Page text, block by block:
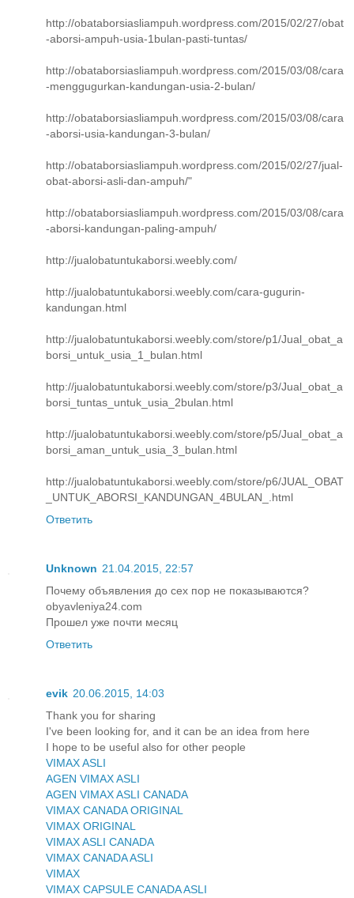
http://obataborsiasliampuh.wordpress.com/2015/02/27/obat
-aborsi-ampuh-usia-1bulan-pasti-tuntas/
http://obataborsiasliampuh.wordpress.com/2015/03/08/cara
-menggugurkan-kandungan-usia-2-bulan/
http://obataborsiasliampuh.wordpress.com/2015/03/08/cara
-aborsi-usia-kandungan-3-bulan/
http://obataborsiasliampuh.wordpress.com/2015/02/27/jual-
obat-aborsi-asli-dan-ampuh/"
http://obataborsiasliampuh.wordpress.com/2015/03/08/cara
-aborsi-kandungan-paling-ampuh/
http://jualobatuntukaborsi.weebly.com/
http://jualobatuntukaborsi.weebly.com/cara-gugurin-
kandungan.html
http://jualobatuntukaborsi.weebly.com/store/p1/Jual_obat_a
borsi_untuk_usia_1_bulan.html
http://jualobatuntukaborsi.weebly.com/store/p3/Jual_obat_a
borsi_tuntas_untuk_usia_2bulan.html
http://jualobatuntukaborsi.weebly.com/store/p5/Jual_obat_a
borsi_aman_untuk_usia_3_bulan.html
http://jualobatuntukaborsi.weebly.com/store/p6/JUAL_OBAT
_UNTUK_ABORSI_KANDUNGAN_4BULAN_.html
Ответить
Unknown 21.04.2015, 22:57
Почему объявления до сех пор не показываются?
obyavleniya24.com
Прошел уже почти месяц
Ответить
evik 20.06.2015, 14:03
Thank you for sharing
I've been looking for, and it can be an idea from here
I hope to be useful also for other people
VIMAX ASLI
AGEN VIMAX ASLI
AGEN VIMAX ASLI CANADA
VIMAX CANADA ORIGINAL
VIMAX ORIGINAL
VIMAX ASLI CANADA
VIMAX CANADA ASLI
VIMAX
VIMAX CAPSULE CANADA ASLI